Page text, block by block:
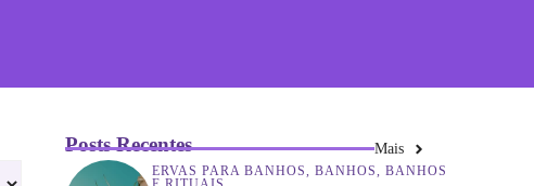
Posts Recentes Mais
ERVAS PARA BANHOS BANHOS
BANHOS